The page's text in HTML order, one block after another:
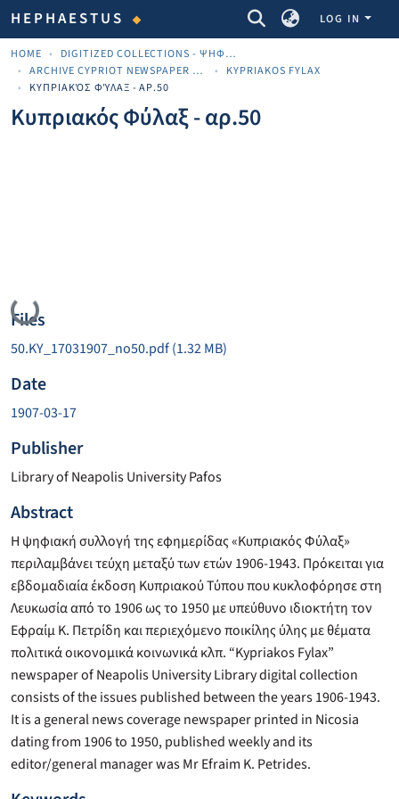
HEPHAESTUS COMMUNITIES & COLLECTIONS
LOG IN
HOME
DIGITIZED COLLECTIONS - ΨΗΦΙΟΠΟΙΗΜΈΝΕΣ ΣΥΛΛΟΓΈΣ
ARCHIVE CYPRIOT NEWSPAPER MATERIALS
KYPRIAKOS FYLAX
ΚΥΠΡΙΑΚΌΣ ΦΎΛΑΞ - ΑΡ.50
Κυπριακός Φύλαξ - αρ.50
Loading...
Files
50.KY_17031907_no50.pdf(1.32 MB)
Date
1907-03-17
Publisher
Library of Neapolis University Pafos
Abstract
Η ψηφιακή συλλογή της εφημερίδας «Κυπριακός Φύλαξ»
περιλαμβάνει τεύχη μεταξύ των ετών 1906-1943. Πρόκειται για
εβδομαδιαία έκδοση Κυπριακού Τύπου που κυκλοφόρησε στη
Λευκωσία από το 1906 ως το 1950 με υπεύθυνο ιδιοκτήτη τον
Εφραίμ Κ. Πετρίδη και περιεχόμενο ποικίλης ύλης με θέματα
πολιτικά οικονομικά κοινωνικά κλπ. “Kypriakos Fylax”
newspaper of Neapolis University Library digital collection
consists of the issues published between the years 1906-1943.
It is a general news coverage newspaper printed in Nicosia
dating from 1906 to 1950, published weekly and its
editor/general manager was Mr Efraim K. Petrides.